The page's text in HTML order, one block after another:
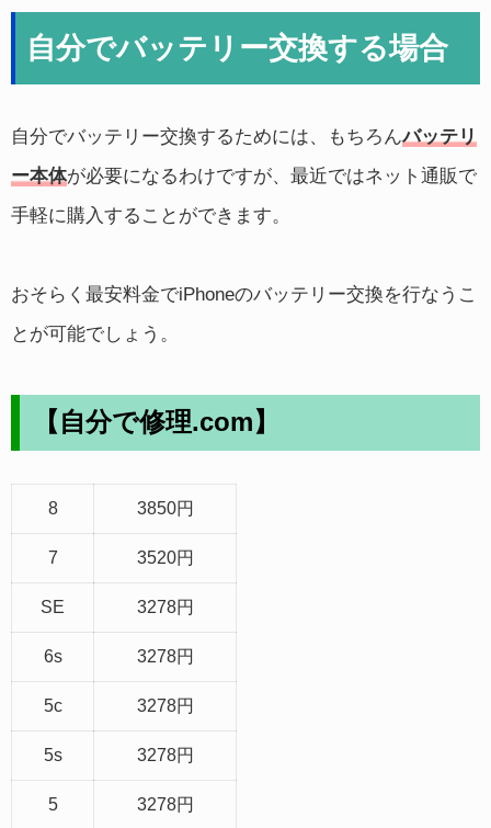
自分でバッテリー交換する場合
自分でバッテリー交換するためには、もちろんバッテリ
ー本体が必要になるわけですが、最近ではネット通販で
手軽に購入することができます。
おそらく最安料金でiPhoneのバッテリー交換を行なうこ
とが可能でしょう。
【自分で修理.com】
8 3850円
7 3520円
SE 3278円
6s 3278円
5c 3278円
5s 3278円
5 3278円